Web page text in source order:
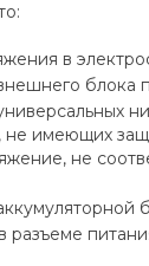
в
блока
не имеющих
не
разъеме